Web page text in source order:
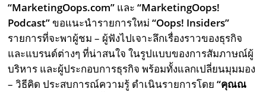
“MarketingOops.com” และ“MarketingOops!
Podcast”ขอแนะนำรายการใหม่“Oops! Insiders”
รายการที่จะพาผู้ชม – ผู้ฟังไปเจาะลึกเรื่องราวของธุรกิจ
และแบรนด์ต่างๆ ที่น่าสนใจ ในรูปแบบของการสัมภาษณ์ผู้
บริหาร และผู้ประกอบการธุรกิจ พร้อมทั้งแลกเปลี่ยนมุมมอง
– วิธีคิด ประสบการณ์ความรู้ ดำเนินรายการโดย“คุณณ